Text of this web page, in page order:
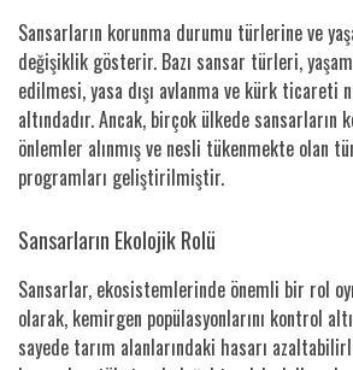
Sansarların korunma durumu türlerine ve
değişiklik gösterir. Bazı sansar türleri,
edilmesi, yasa dışı avlanma ve kürk ticareti
altındadır. Ancak, birçok ülkede sansarların
önlemler alınmış ve nesli tükenmekte olan
programları geliştirilmiştir.
Sansarların Ekolojik Rolü
Sansarlar, ekosistemlerinde önemli bir rol
olarak, kemirgen popülasyonlarını kontrol
sayede tarım alanlarındaki hasarı